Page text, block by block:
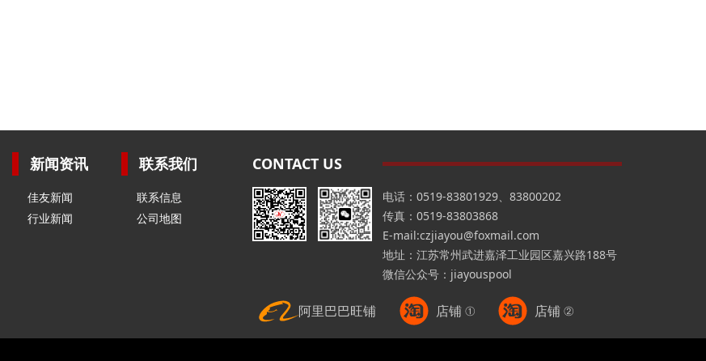
新闻资讯
佳友新闻
行业新闻
联系我们
联系信息
公司地图
CONTACT US
电话：0519-83801929、83800202
传真：0519-83803868
E-mail:czjiayou@foxmail.com
地址：江苏常州武进嘉泽工业园区嘉兴路188号
微信公众号：jiayouspool
阿里巴巴旺铺 店铺 ① 店铺 ②